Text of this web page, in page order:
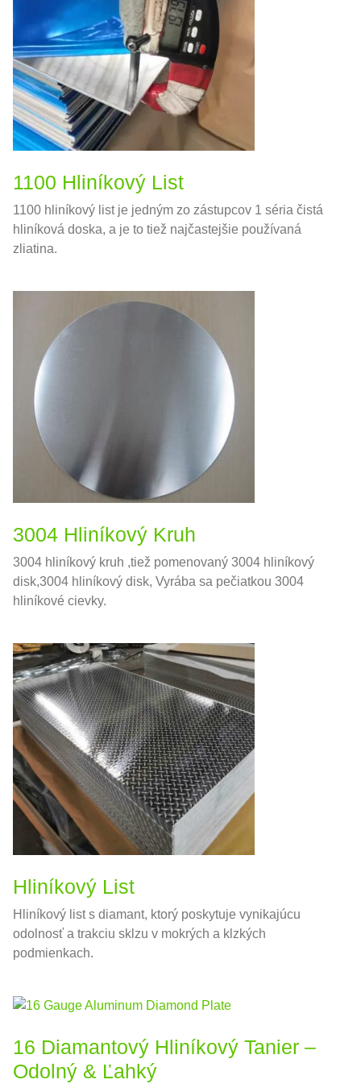
1100 Hliníkový List
1100 hliníkový list je jedným zo zástupcov 1 séria čistá
hliníková doska, a je to tiež najčastejšie používaná
zliatina.
3004 Hliníkový Kruh
3004 hliníkový kruh ,tiež pomenovaný 3004 hliníkový
disk,3004 hliníkový disk, Vyrába sa pečiatkou 3004
hliníkové cievky.
Hliníkový List
Hliníkový list s diamant, ktorý poskytuje vynikajúcu
odolnosť a trakciu sklzu v mokrých a klzkých
podmienkach.
16 Diamantový Hliníkový Tanier –
Odolný & Ľahký